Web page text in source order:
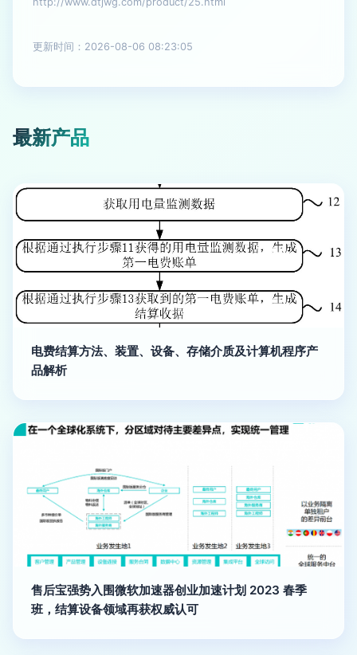
更新时间：2026-08-06 08:23:05
最新产品
电费结算方法、装置、设备、存储介质及计算机程序产
品解析
售后宝强势入围微软加速器创业加速计划 2023 春季
班，结算设备领域再获权威认可